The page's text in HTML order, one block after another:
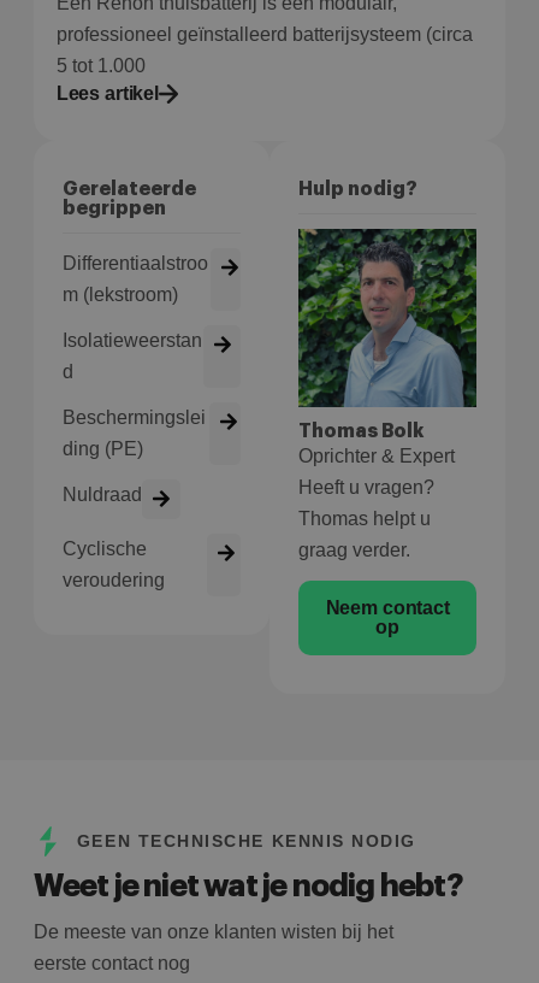
professioneel geïnstalleerd batterijsysteem (circa
5 tot 1.000
Lees artikel
Gerelateerde
begrippen
Differentiaalstroo
m (lekstroom)
Isolatieweerstan
d
Beschermingslei
ding (PE)
Nuldraad
Cyclische
veroudering
Hulp nodig?
Thomas Bolk
Oprichter & Expert
Heeft u vragen?
Thomas helpt u
graag verder.
Neem contact
op
GEEN TECHNISCHE KENNIS NODIG
Weet je niet wat je nodig hebt?
De meeste van onze klanten wisten bij het
eerste contact nog
Google Privacy Policy